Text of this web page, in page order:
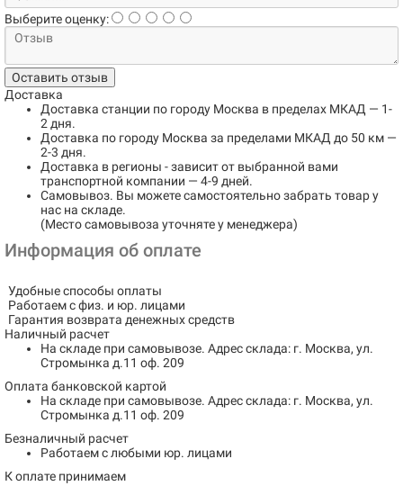
Выберите оценку:
Оставить отзыв
Доставка
Доставка станции по городу Москва в пределах МКАД — 1-
2 дня.
Доставка по городу Москва за пределами МКАД до 50 км —
2-3 дня.
Доставка в регионы - зависит от выбранной вами
транспортной компании — 4-9 дней.
Самовывоз. Вы можете самостоятельно забрать товар у
нас на складе.
(Место самовывоза уточняте у менеджера)
Информация об оплате
Удобные способы оплаты
Работаем с физ. и юр. лицами
Гарантия возврата денежных средств
Наличный расчет
На складе при самовывозе. Адрес склада: г. Москва, ул.
Стромынка д.11 оф. 209
Оплата банковской картой
На складе при самовывозе. Адрес склада: г. Москва, ул.
Стромынка д.11 оф. 209
Безналичный расчет
Работаем с любыми юр. лицами
К оплате принимаем